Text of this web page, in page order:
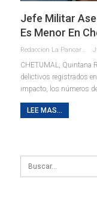
Jefe Militar
Es Menor En
Redaccion La Pancarta De Quintana Roo
CHETUMAL, Quintana
delictivos registrados
impacto, los números
LEE MAS...